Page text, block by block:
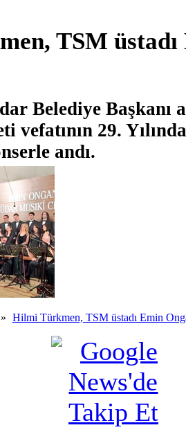
TSM üstadı
Belediye Başkanı
vefatının 29.
andı.
» Hilmi Türkmen, TSM üstadı Emin